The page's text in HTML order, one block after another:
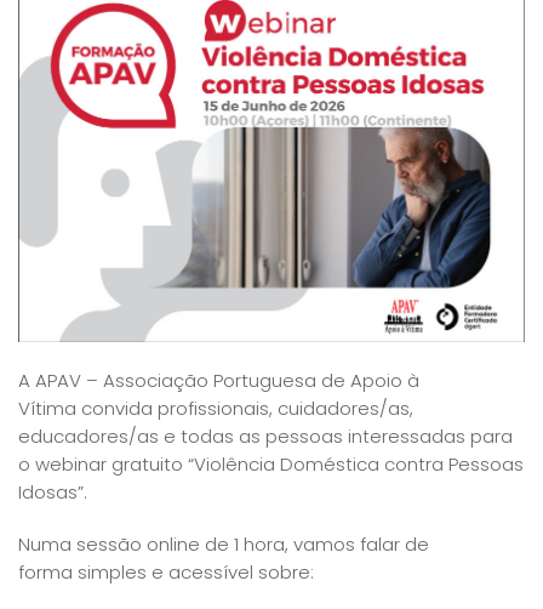
A APAV – Associação Portuguesa de Apoio à
Vítima convida profissionais, cuidadores/as,
educadores/as e todas as pessoas interessadas para
o webinar gratuito “Violência Doméstica contra Pessoas
Idosas”.
Numa sessão online de 1 hora, vamos falar de
forma simples e acessível sobre: